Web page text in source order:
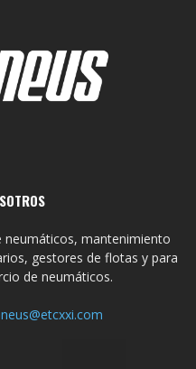
neumáticos, mantenimiento
gestores de flotas y para
de neumáticos.